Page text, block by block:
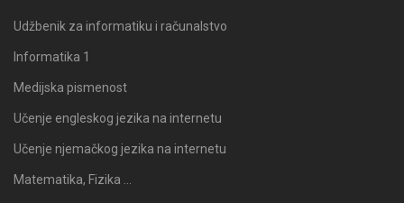
Udžbenik za informatiku i računalstvo
Informatika 1
Medijska pismenost
Učenje engleskog jezika na internetu
Učenje njemačkog jezika na internetu
Matematika, Fizika …